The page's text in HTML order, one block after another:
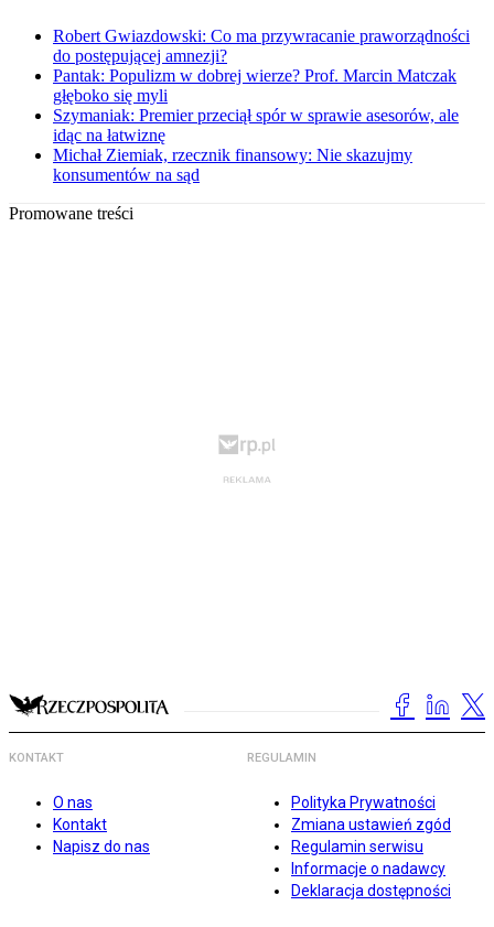
Robert Gwiazdowski: Co ma przywracanie praworządności
do postępującej amnezji?
Pantak: Populizm w dobrej wierze? Prof. Marcin Matczak
głęboko się myli
Szymaniak: Premier przeciął spór w sprawie asesorów, ale
idąc na łatwiznę
Michał Ziemiak, rzecznik finansowy: Nie skazujmy
konsumentów na sąd
Promowane treści
KONTAKT
O nas
Kontakt
Napisz do nas
REGULAMIN
Polityka Prywatności
Zmiana ustawień zgód
Regulamin serwisu
Informacje o nadawcy
Deklaracja dostępności